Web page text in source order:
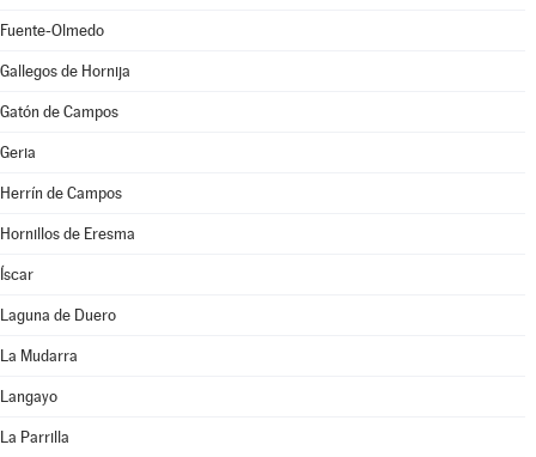
Fuente-Olmedo
Gallegos de Hornija
Gatón de Campos
Geria
Herrín de Campos
Hornillos de Eresma
Íscar
Laguna de Duero
La Mudarra
Langayo
La Parrilla